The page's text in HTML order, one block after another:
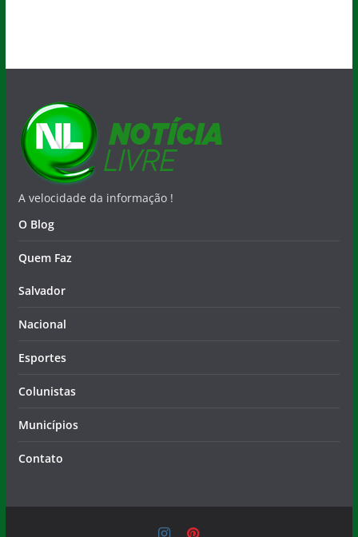
A velocidade da informação !
O Blog
Quem Faz
Salvador
Nacional
Esportes
Colunistas
Municípios
Contato